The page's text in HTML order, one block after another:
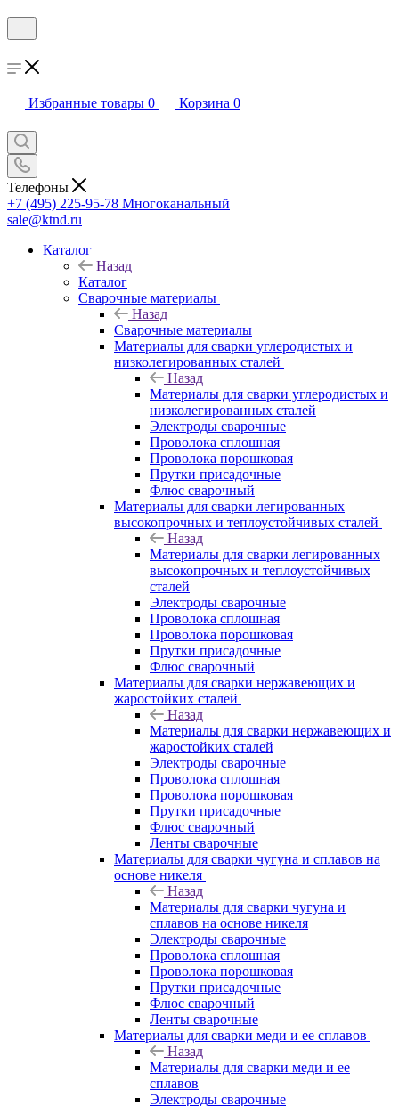
Избранные товары 0 Корзина 0
Телефоны
+7 (495) 225-95-78 Многоканальный
sale@ktnd.ru
Каталог
Назад
Каталог
Сварочные материалы
Назад
Сварочные материалы
Материалы для сварки углеродистых и
низколегированных сталей
Назад
Материалы для сварки углеродистых и
низколегированных сталей
Электроды сварочные
Проволока сплошная
Проволока порошковая
Прутки присадочные
Флюс сварочный
Материалы для сварки легированных
высокопрочных и теплоустойчивых сталей
Назад
Материалы для сварки легированных
высокопрочных и теплоустойчивых
сталей
Электроды сварочные
Проволока сплошная
Проволока порошковая
Прутки присадочные
Флюс сварочный
Материалы для сварки нержавеющих и
жаростойких сталей
Назад
Материалы для сварки нержавеющих и
жаростойких сталей
Электроды сварочные
Проволока сплошная
Проволока порошковая
Прутки присадочные
Флюс сварочный
Ленты сварочные
Материалы для сварки чугуна и сплавов на
основе никеля
Назад
Материалы для сварки чугуна и
сплавов на основе никеля
Электроды сварочные
Проволока сплошная
Проволока порошковая
Прутки присадочные
Флюс сварочный
Ленты сварочные
Материалы для сварки меди и ее сплавов
Назад
Материалы для сварки меди и ее
сплавов
Электроды сварочные